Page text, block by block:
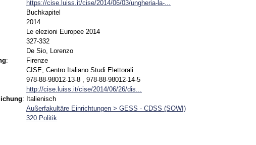
https://cise.luiss.it/cise/2014/06/03/ungheria-la-...
Buchkapitel
2014
Le elezioni Europee 2014
327-332
De Sio, Lorenzo
:
Firenze
CISE, Centro Italiano Studi Elettorali
978-88-98012-13-8 , 978-88-98012-14-5
http://cise.luiss.it/cise/2014/06/26/dis...
: Italienisch
Außerfakultäre Einrichtungen > GESS - CDSS (SOWI)
320 Politik